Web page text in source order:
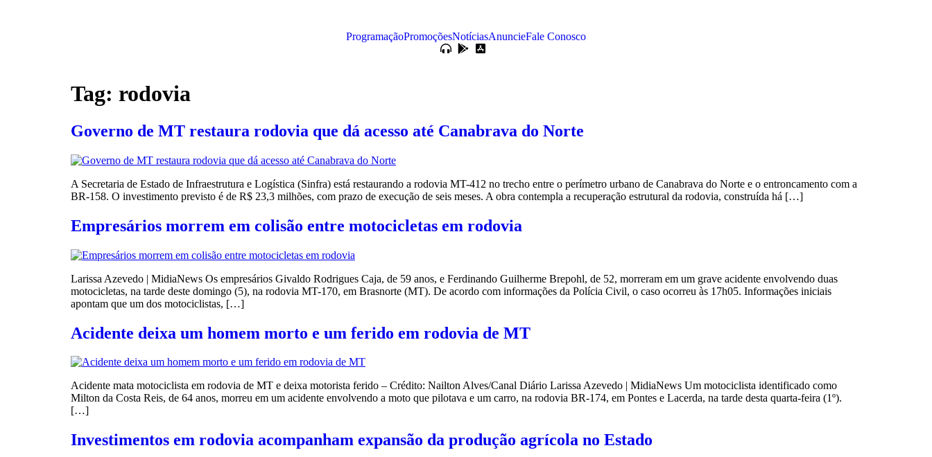
ProgramaçãoPromoçõesNotíciasAnuncieFale Conosco
Tag: rodovia
Governo de MT restaura rodovia que dá acesso até Canabrava do Norte
A Secretaria de Estado de Infraestrutura e Logística (Sinfra) está restaurando a rodovia MT-412 no trecho entre o perímetro urbano de Canabrava do Norte e o entroncamento com a
BR-158. O investimento previsto é de R$ 23,3 milhões, com prazo de execução de seis meses. A obra contempla a recuperação estrutural da rodovia, construída há […]
Empresários morrem em colisão entre motocicletas em rodovia
Larissa Azevedo | MidiaNews Os empresários Givaldo Rodrigues Caja, de 59 anos, e Ferdinando Guilherme Brepohl, de 52, morreram em um grave acidente envolvendo duas
motocicletas, na tarde deste domingo (5), na rodovia MT-170, em Brasnorte (MT). De acordo com informações da Polícia Civil, o caso ocorreu às 17h05. Informações iniciais
apontam que um dos motociclistas, […]
Acidente deixa um homem morto e um ferido em rodovia de MT
Acidente mata motociclista em rodovia de MT e deixa motorista ferido – Crédito: Nailton Alves/Canal Diário Larissa Azevedo | MidiaNews Um motociclista identificado como
Milton da Costa Reis, de 64 anos, morreu em um acidente envolvendo a moto que pilotava e um carro, na rodovia BR-174, em Pontes e Lacerda, na tarde desta quarta-feira (1º).
[…]
Investimentos em rodovia acompanham expansão da produção agrícola no Estado